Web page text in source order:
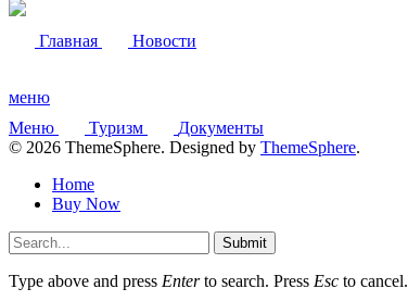
Главная Новости
меню
Меню
Туризм
Документы
© 2026 ThemeSphere. Designed by ThemeSphere.
Home
Buy Now
Submit
Type above and press Enterto search. Press Esc to cancel.